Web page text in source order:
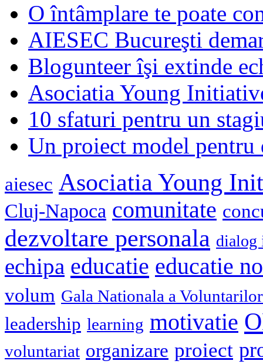
O întâmplare te poate
AIESEC Bucureşti
Blogunteer îşi extinde
Asociatia Young
10 sfaturi pentru un
Un proiect model
aiesec Asociatia Young
Cluj-Napoca comunitate
dezvoltare personala dialog
echipa educatie educatie
volum Gala Nationala a Voluntarilor
leadership learning motivatie
voluntariat organizare proiect